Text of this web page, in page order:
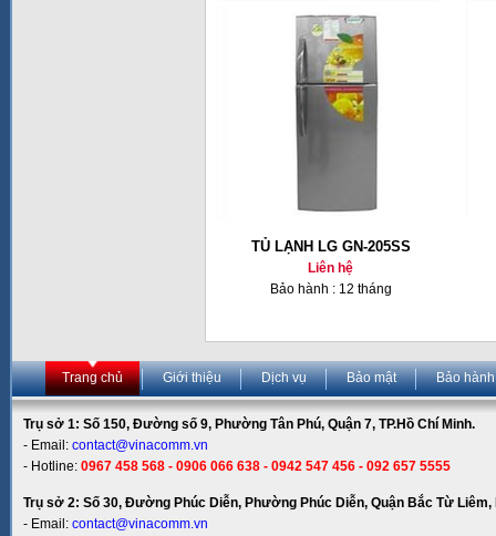
TỦ LẠNH LG GN-205SS
Liên hệ
Bảo hành : 12 tháng
Trang chủ Giới thiệu Dịch vụ Bảo mật Bảo hành
Trụ sở 1: Số 150, Đường số 9, Phường Tân Phú, Quận 7, TP.Hồ Chí Minh.
- Email: contact@vinacomm.vn
- Hotline: 0967 458 568 - 0906 066 638 - 0942 547 456 - 092 657 5555
Trụ sở 2: Số 30, Đường Phúc Diễn, Phường Phúc Diễn, Quận Bắc Từ Liêm,
- Email: contact@vinacomm.vn